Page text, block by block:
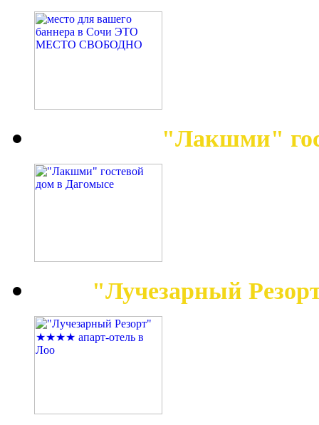
"Лакшми"
"Лучезарный